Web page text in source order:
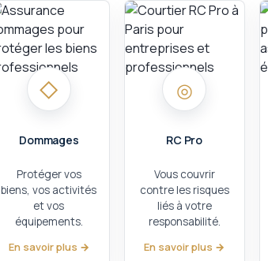
◇
Dommages
Protéger vos
biens, vos activités
et vos
équipements.
En savoir plus →
◎
RC Pro
Vous couvrir
contre les risques
liés à votre
responsabilité.
En savoir plus →